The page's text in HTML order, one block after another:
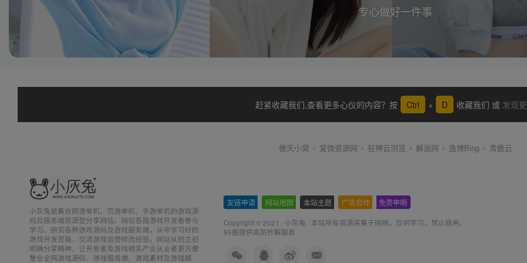
专心做好一件事
赶紧收藏我们,查看更多心仪的内容？按 Ctrl + D 收藏我们 或 发现
傲天小窝 爱微资源网 狂神云浏览 解说网 逸博Blog 青鹿云
小灰兔是集合网游单机、页游单机、手游单机的游戏源
码及服务端资源型分享网站。网站各路游戏开发者参与
学习、研究各种游戏源码及游戏服务端，从中学习好的
游戏开发思路，交流游戏运营修改经验。网站从创立初
明确分享精神，让开发者及游戏相关产业从业者更方便
整合全网游戏源码、游戏服务端、游戏素材及游戏脚
友链申请 网站地图 本站主题 广告合作 免责申明
Copyright © 2021 · 小灰兔 · 本站所有资源采集于网络，仅供学习，禁止商用。
95盾提供高防秒解服务